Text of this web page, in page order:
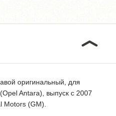
оригинальный, для
Antara), выпуск с 2007
Motors (GM).